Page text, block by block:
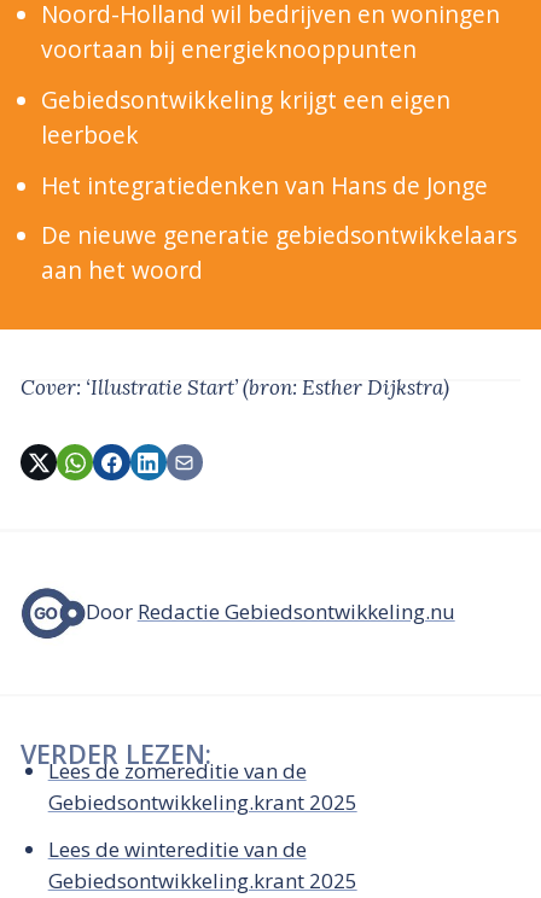
Noord-Holland wil bedrijven en woningen
voortaan bij energieknooppunten
Gebiedsontwikkeling krijgt een eigen
leerboek
Het integratiedenken van Hans de Jonge
De nieuwe generatie gebiedsontwikkelaars
aan het woord
Cover: ‘Illustratie Start’(bron: Esther Dijkstra)
Door Redactie Gebiedsontwikkeling.nu
VERDER LEZEN:
Lees de zomereditie van de
Gebiedsontwikkeling.krant 2025
Lees de wintereditie van de
Gebiedsontwikkeling.krant 2025